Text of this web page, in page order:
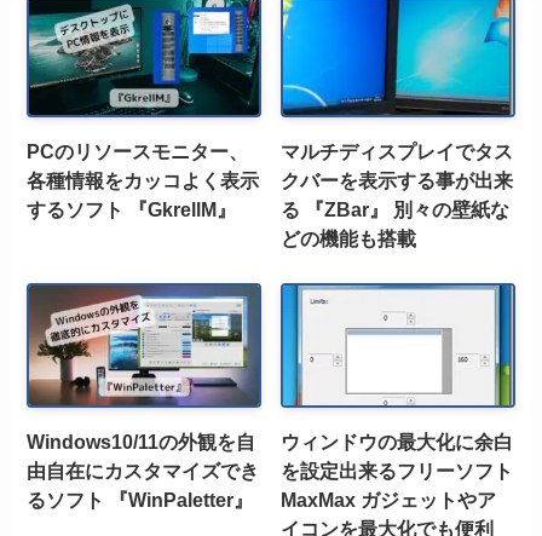
PCのリソースモニター、
各種情報をカッコよく表示
するソフト 『GkrellM』
マルチディスプレイでタス
クバーを表示する事が出来
る 『ZBar』 別々の壁紙な
どの機能も搭載
Windows10/11の外観を自
由自在にカスタマイズでき
るソフト 『WinPaletter』
ウィンドウの最大化に余白
を設定出来るフリーソフト
MaxMax ガジェットやア
イコンを最大化でも便利